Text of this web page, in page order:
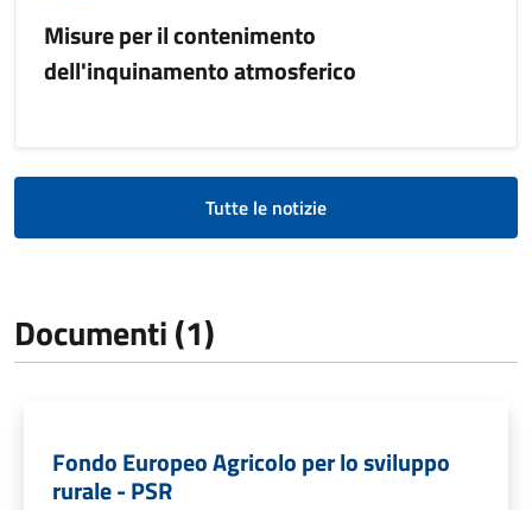
Misure per il contenimento
dell'inquinamento atmosferico
Tutte le notizie
Documenti (1)
Fondo Europeo Agricolo per lo sviluppo
rurale - PSR